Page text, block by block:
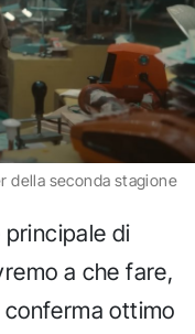
della seconda stagione
di
a che fare,
ottimo